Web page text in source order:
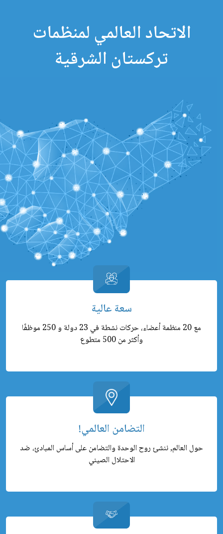
الاتحاد العالمي لمنظمات
تركستان الشرقية
سعة عالية
مع 20 منظمة أعضاء، حركات نشطة في 23 دولة و 250 موظفًا
وأكثر من 500 متطوع
!التضامن العالمي
حول العالم, ننشئ روح الوحدة والتضامن على أساس المبادئ، ضد
الاحتلال الصيني